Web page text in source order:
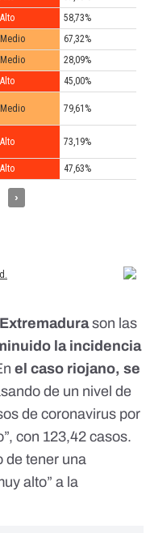
son las
la incidencia
el caso riojano, se
de un nivel de
de coronavirus por
con 123,42 casos.
de tener una
alto” a la